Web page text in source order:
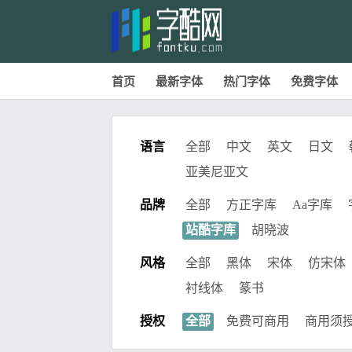
首页 最新字体 热门字体 免费字体
语言 全部 中文 英文 日文
亚美尼亚文
品牌 全部 方正字库 Aa字库
站酷字库
胡晓波
风格 全部 黑体 宋体
仿宋体
衬线体
篆书
授权 全部 免费可商用 商用须